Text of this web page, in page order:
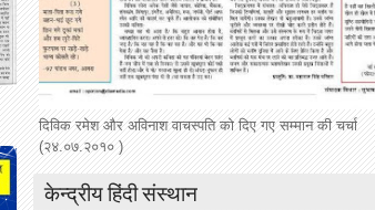
दिविक रमेश और अविनाश वाचस्पति को दिए गए सम्मान की चर्चा
(२४.०७.२०१० )
केन्द्रीय हिंदी संस्थान